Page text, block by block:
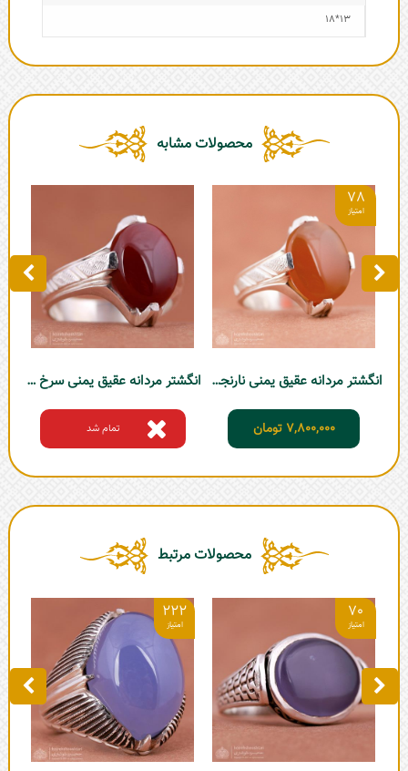
13*18
محصولات مشابه
78
انگشتر مردانه عقیق یمنی نارنجی چهارچنگ
7,800,000 تومان
انگشتر مردانه عقیق یمنی سرخ چهارچنگ
تمام شد
محصولات مرتبط
70
222